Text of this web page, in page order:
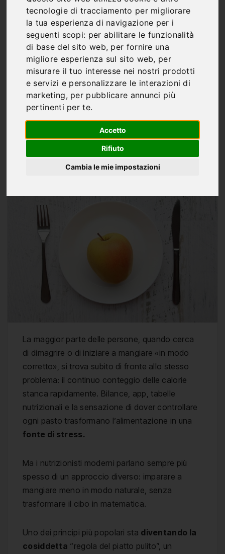
tecnologie di tracciamento per migliorare
la tua esperienza di navigazione per i
seguenti scopi: per abilitare le funzionalità
di base del sito web, per fornire una
migliore esperienza sul sito web, per
misurare il tuo interesse nei nostri prodotti
e servizi e personalizzare le interazioni di
marketing, per pubblicare annunci più
pertinenti per te.
Accetto
Rifiuto
Cambia le mie impostazioni
vuoto: come imparare a
saziarsi con porzioni più
piccole senza contare le
calorie
Marco Franco
MAG 19, 2026
La maggior parte delle persone, quando cerca
di dimagrire o di iniziare a mangiare «in modo
corretto», si trova subito di fronte allo stesso
problema: il continuo conteggio delle calorie
stanca rapidamente. Bilance, app, tabelle
nutrizionali e la sensazione di dover controllare
ogni pasto trasformano l’alimentazione in una
fonte di stress.
Ma i nutrizionisti moderni parlano sempre più
spesso di un approccio diverso: imparare a
mangiare meno in modo naturale, senza
trasformare il cibo in matematica.
Uno dei principi più popolari sta diventando la
cosiddetta “regola del piatto pulito”, un